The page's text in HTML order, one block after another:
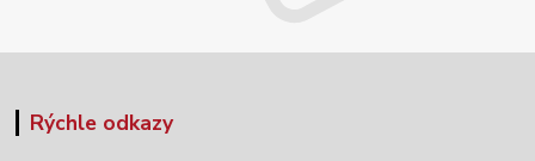
Rýchle odkazy